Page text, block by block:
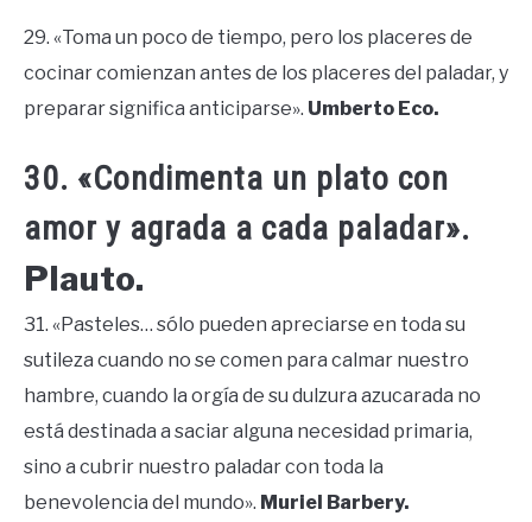
29. «Toma un poco de tiempo, pero los placeres de
cocinar comienzan antes de los placeres del paladar, y
preparar significa anticiparse». Umberto Eco.
30. «Condimenta un plato con
amor y agrada a cada paladar».
Plauto.
31. «Pasteles… sólo pueden apreciarse en toda su
sutileza cuando no se comen para calmar nuestro
hambre, cuando la orgía de su dulzura azucarada no
está destinada a saciar alguna necesidad primaria,
sino a cubrir nuestro paladar con toda la
benevolencia del mundo». Muriel Barbery.